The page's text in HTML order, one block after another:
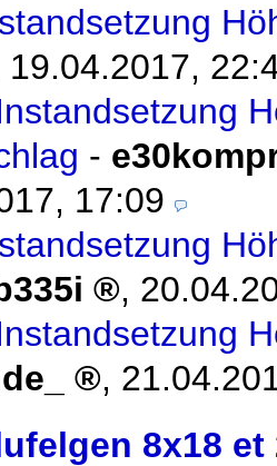
19.04.2017,
-
17:09
,
,
8x18